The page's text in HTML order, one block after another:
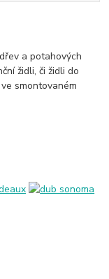
a potahových
židli, či židli do
smontovaném